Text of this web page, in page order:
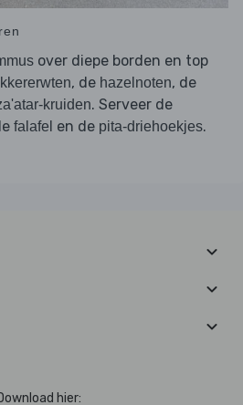
over diepe borden en top
, de hazelnoten, de
kruiden. Serveer de
falafel en de pita-driehoekjes.
hier: